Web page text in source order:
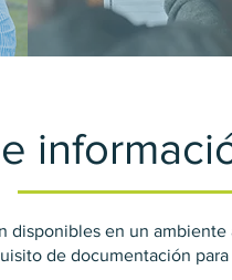
disponibles en un
de documentación